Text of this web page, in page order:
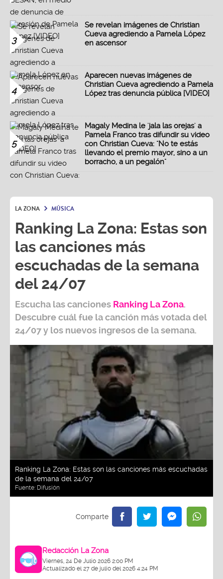
3
Se revelan imágenes de Christian
Cueva agrediendo a Pamela López
en ascensor
4
Aparecen nuevas imágenes de
Christian Cueva agrediendo a Pamela
López tras denuncia pública [VIDEO]
5
Magaly Medina le 'jala las orejas' a
Pamela Franco tras difundir su video
con Christian Cueva: "No te estás
llevando el premio mayor, sino a un
borracho, a un pegalón"
LA ZONA MÚSICA
Ranking La Zona: Estas son
las canciones más
escuchadas de la semana
del 24/07
Escucha las canciones Ranking La Zona.
Descubre cuál fue la canción más votada del
24/07y los nuevos ingresos de la semana.
Ranking La Zona: Estas son las canciones más escuchadas
de la semana del 24/07
Fuente: Difusión
Redacción La Zona
Viernes, 24 De Julio 2026 2:00 PM
Actualizado el 27 de julio del 2026 4:24 PM